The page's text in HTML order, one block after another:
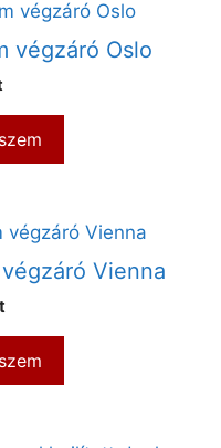
végzáró Oslo
Vienna